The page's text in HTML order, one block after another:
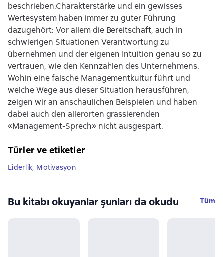
beschrieben.Charakterstärke und ein gewisses
Wertesystem haben immer zu guter Führung
dazugehört: Vor allem die Bereitschaft, auch in
schwierigen Situationen Verantwortung zu
übernehmen und der eigenen Intuition genau so zu
vertrauen, wie den Kennzahlen des Unternehmens.
Wohin eine falsche Managementkultur führt und
welche Wege aus dieser Situation herausführen,
zeigen wir an anschaulichen Beispielen und haben
dabei auch den allerorten grassierenden
«Management-Sprech» nicht ausgespart.
Türler ve etiketler
Liderlik, Motivasyon
Bu kitabı okuyanlar şunları da okudu Tüm